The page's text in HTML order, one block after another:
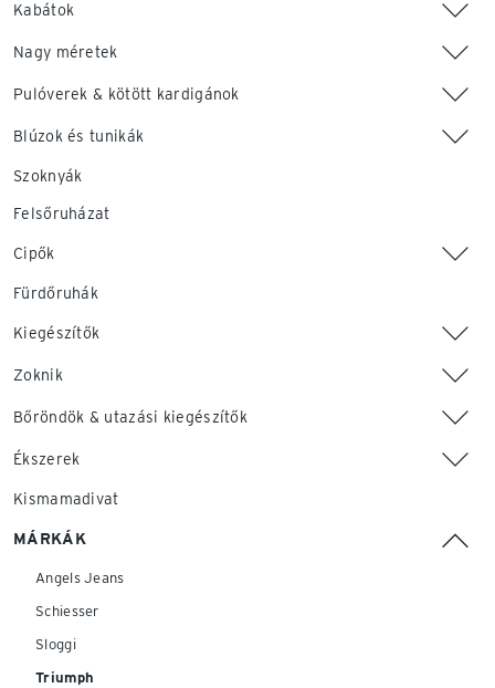
Kabátok
Nagy méretek
Pulóverek & kötött kardigánok
Blúzok és tunikák
Szoknyák
Felsőruházat
Cipők
Fürdőruhák
Kiegészítők
Zoknik
Bőröndök & utazási kiegészítők
Ékszerek
Kismamadivat
MÁRKÁK
Angels Jeans
Schiesser
Sloggi
Triumph